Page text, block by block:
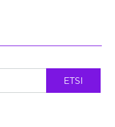
ETSI